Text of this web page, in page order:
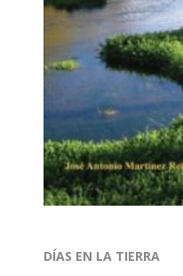
DÍAS EN LA TIERRA